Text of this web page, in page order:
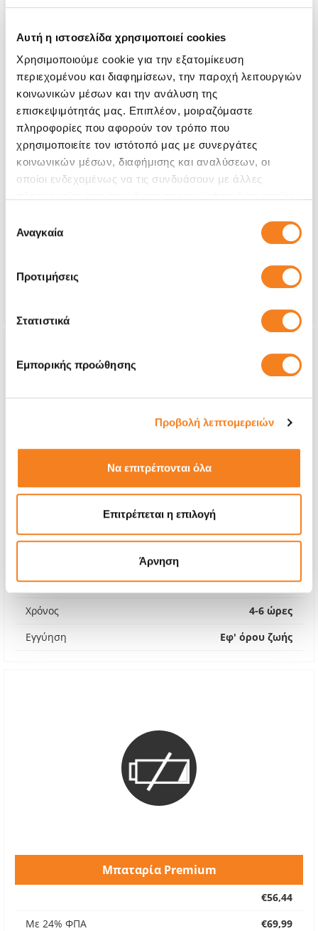
Αυτή η ιστοσελίδα χρησιμοποιεί cookies
Χρησιμοποιούμε cookie για την εξατομίκευση
περιεχομένου και διαφημίσεων, την παροχή λειτουργιών
κοινωνικών μέσων και την ανάλυση της
επισκεψιμότητάς μας. Επιπλέον, μοιραζόμαστε
πληροφορίες που αφορούν τον τρόπο που
χρησιμοποιείτε τον ιστότοπό μας με συνεργάτες
κοινωνικών μέσων, διαφήμισης και αναλύσεων, οι
οποίοι ενδεχομένως να τις συνδυάσουν με άλλες
των υπηρεσιών τους.
συγκατάθεσης
Αναγκαία
Προτιμήσεις
Στατιστικά
Εμπορικής προώθησης
Προβολή λεπτομερειών
Να επιτρέπονται όλα
Επιτρέπεται η επιλογή
Άρνηση
€56,44
€69,99
Χρόνος
4-6 ώρες
Οθόνη Premium LCD
Με 24% ΦΠΑ
€109,99
Χρόνος
4-6 ώρες
Εγγύηση
Εφ' όρου ζωής
Μπαταρία Premium
€56,44
Με 24% ΦΠΑ
€69,99